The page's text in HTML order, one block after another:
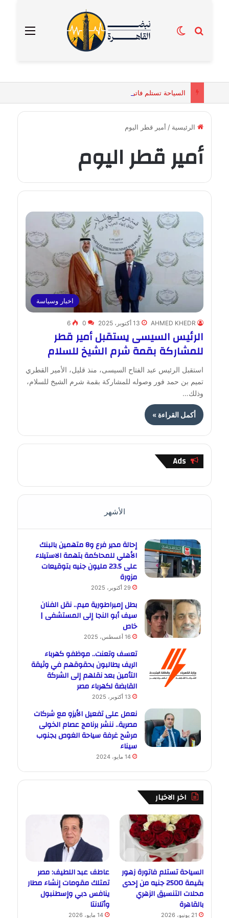
القائمة بحث عنالوضع المظلم
الرئيسية / أمير قطر اليوم
أمير قطر اليوم
اخبار وسياسة
AHMED KHEDR 13 أكتوبر، 2025 0
6
الرئيس السيسى يستقبل أمير قطر
للمشاركة بقمة شرم الشيخ للسلام
استقبل الرئيس عبد الفتاح السيسى، منذ قليل، الأمير القطري
تميم بن حمد فور وصوله للمشاركة بقمة شرم الشيخ للسلام،
وذلك…
أكمل القراءة »
Ads
الأشهر
إحالة مدير فرع و8 متهمين بالبنك
الأهلي للمحاكمة بتهمة الاستيلاء
على 23.5 مليون جنيه بتوقيعات
مزورة
29 أكتوبر، 2025
بطل إمبراطورية ميم.. نقل الفنان
سيف أبو النجا إلى المستشفى |
خاص
16 أغسطس، 2025
تعسف وتعنت.. موظفو كهرباء
الريف يطالبون بحقوقهم في وثيقة
التأمين بعد نقلهم إلى الشركة
القابضة لكهرباء مصر
13 أكتوبر، 2025
نعمل على تفعيل الأيزو مع شركات
مصرية.. ننشر برنامج عصام الخولى
مرشح غرفة سياحة الغوص بجنوب
سيناء
14 مايو، 2024
اخر الاخبار
السياحة تستلم فاتورة زهور
بقيمة 2500 جنيه من إحدى
محلات التنسيق الزهري
بالقاهرة
21 يونيو، 2026
عاطف عبد اللطيف: مصر
تمتلك مقومات إنشاء مطار
ينافس دبي وإسطنبول
وأتلانتا
14 مايو، 2026